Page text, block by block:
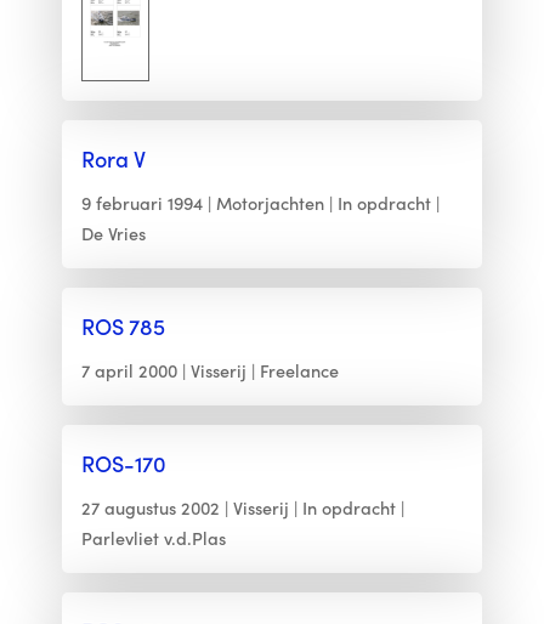
Rora V
9 februari 1994 Motorjachten
In opdracht
De Vries
ROS 785
7 april 2000 Visserij Freelance
ROS-170
27 augustus 2002 Visserij
In opdracht
Parlevliet v.d.Plas